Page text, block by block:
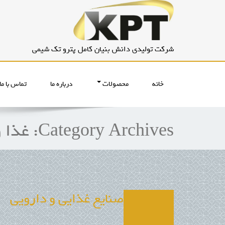
شرکت تولیدی دانش بنیان کامل پترو تک شیمی
خانه محصولات درباره ما تماس با ما
Category Archives: غذا
صنایع غذایی و دارویی